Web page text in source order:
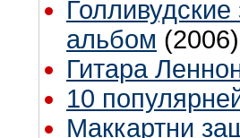
альбом (2006)
Гитара
10
Маккартни